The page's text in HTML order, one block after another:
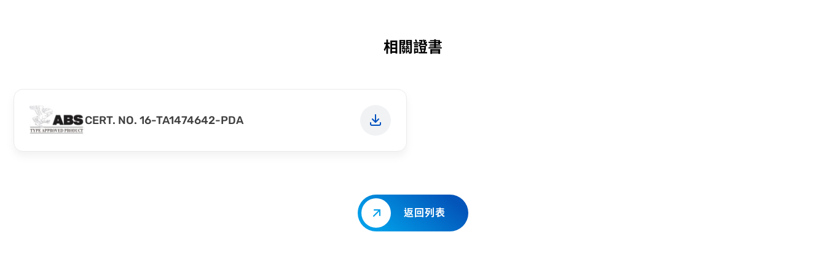
相關證書
CERT. NO. 16-TA1474642-PDA
返回列表